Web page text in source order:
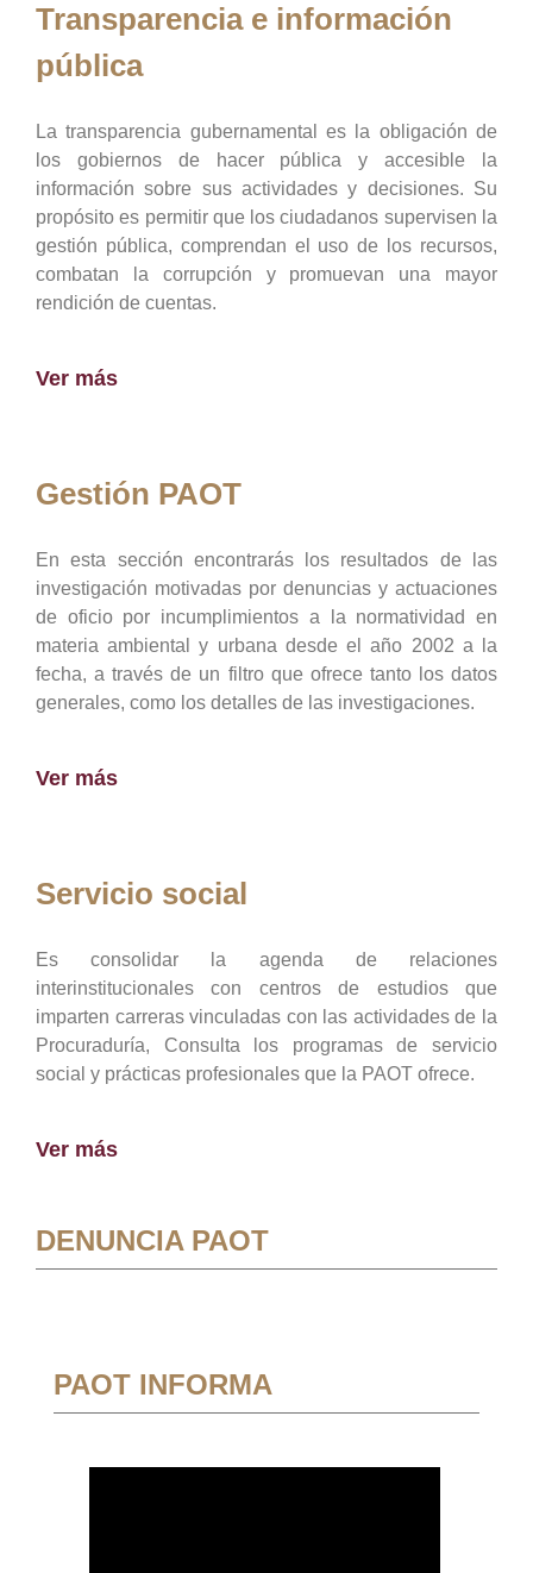
Transparencia e información
pública
La transparencia gubernamental es la obligación de
los gobiernos de hacer pública y accesible la
información sobre sus actividades y decisiones. Su
propósito es permitir que los ciudadanos supervisen la
gestión pública, comprendan el uso de los recursos,
combatan la corrupción y promuevan una mayor
rendición de cuentas.
Ver más
Gestión PAOT
En esta sección encontrarás los resultados de las
investigación motivadas por denuncias y actuaciones
de oficio por incumplimientos a la normatividad en
materia ambiental y urbana desde el año 2002 a la
fecha, a través de un filtro que ofrece tanto los datos
generales, como los detalles de las investigaciones.
Ver más
Servicio social
Es consolidar la agenda de relaciones
interinstitucionales con centros de estudios que
imparten carreras vinculadas con las actividades de la
Procuraduría, Consulta los programas de servicio
social y prácticas profesionales que la PAOT ofrece.
Ver más
DENUNCIA PAOT
PAOT INFORMA